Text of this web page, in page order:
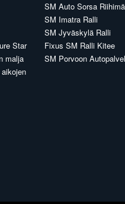
Star
malja
SM Auto Sorsa
SM Imatra Ralli
SM Jyväskylä Ralli
Fixus SM Ralli Kitee
SM Porvoon